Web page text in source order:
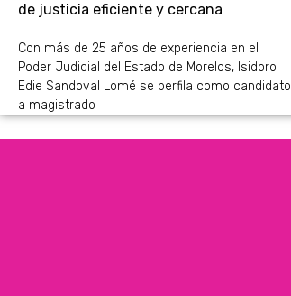
de justicia eficiente y cercana
Con más de 25 años de experiencia en el
Poder Judicial del Estado de Morelos, Isidoro
Edie Sandoval Lomé se perfila como candidato
a magistrado